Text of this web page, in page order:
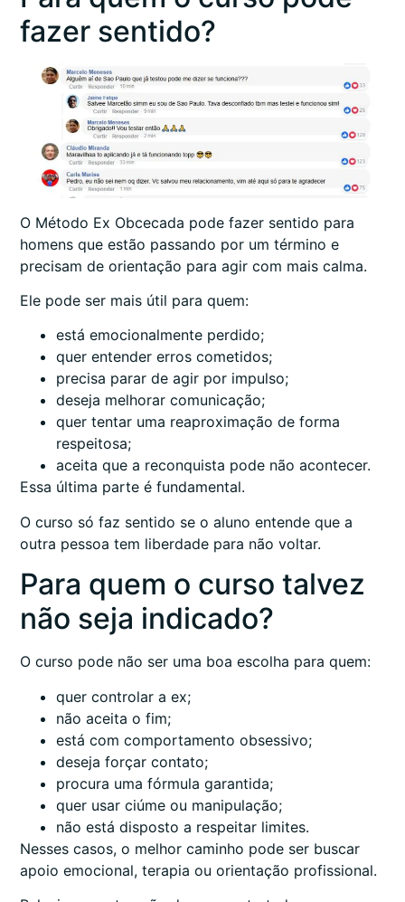
fazer sentido?
O Método Ex Obcecada pode fazer sentido para
homens que estão passando por um término e
precisam de orientação para agir com mais calma.
Ele pode ser mais útil para quem:
está emocionalmente perdido;
quer entender erros cometidos;
precisa parar de agir por impulso;
deseja melhorar comunicação;
quer tentar uma reaproximação de forma
respeitosa;
aceita que a reconquista pode não acontecer.
Essa última parte é fundamental.
O curso só faz sentido se o aluno entende que a
outra pessoa tem liberdade para não voltar.
Para quem o curso talvez
não seja indicado?
O curso pode não ser uma boa escolha para quem:
quer controlar a ex;
não aceita o fim;
está com comportamento obsessivo;
deseja forçar contato;
procura uma fórmula garantida;
quer usar ciúme ou manipulação;
não está disposto a respeitar limites.
Nesses casos, o melhor caminho pode ser buscar
apoio emocional, terapia ou orientação profissional.